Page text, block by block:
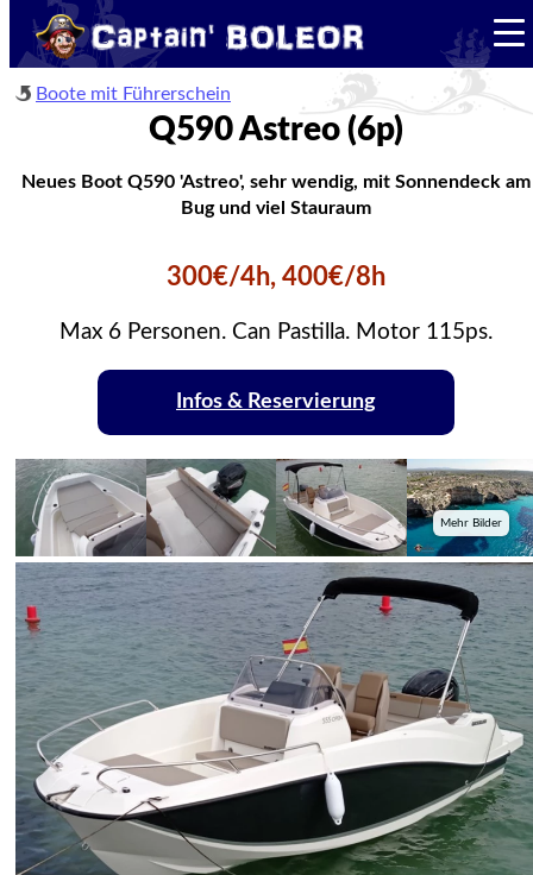
Boote mit Führerschein
Q590 Astreo (6p)
Neues Boot Q590 'Astreo', sehr wendig, mit Sonnendeck am
Bug und viel Stauraum
300€/4h, 400€/8h
Max 6 Personen. Can Pastilla. Motor 115ps.
Infos & Reservierung
Mehr Bilder